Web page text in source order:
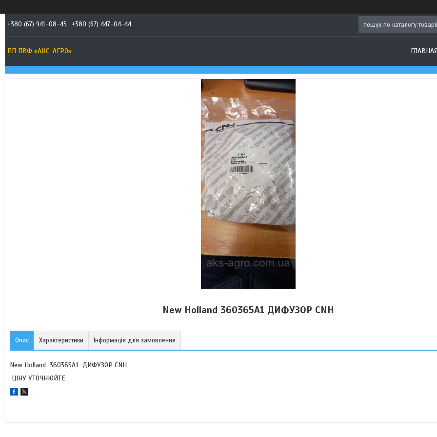
+380 (67) 941-08-45 +380 (67) 447-04-44
ПП ПВФ «АКС-АГРО» ГЛАВНАЯ
New Holland 360365A1 ДИФУЗОР CNH
Опис Характеристики Інформація для замовлення
New Holland 360365A1 ДИФУЗОР CNH
ЦІНУ УТОЧНЮЙТЕ